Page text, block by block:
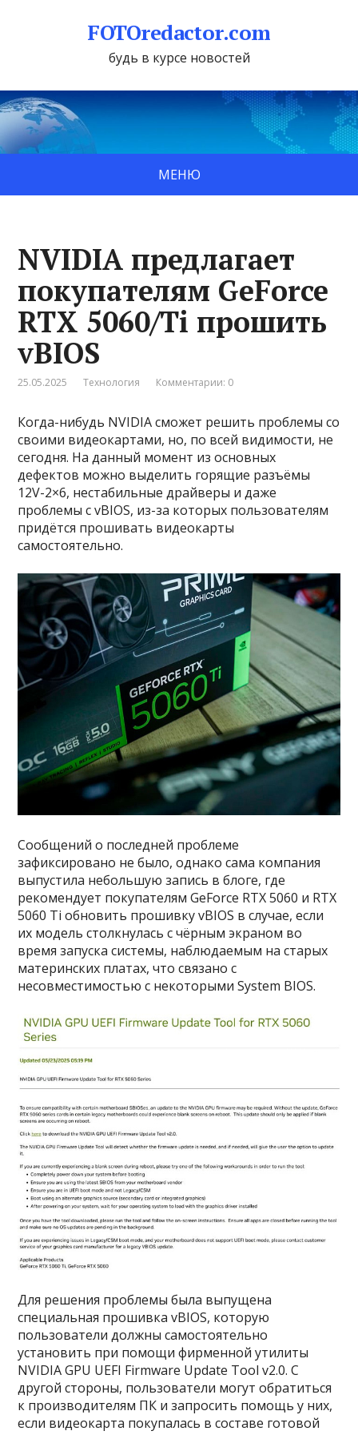
FOTOredactor.com
будь в курсе новостей
МЕНЮ
NVIDIA предлагает
покупателям GeForce
RTX 5060/Ti прошить
vBIOS
25.05.2025 Технология Комментарии: 0
Когда-нибудь NVIDIA сможет решить проблемы со
своими видеокартами, но, по всей видимости, не
сегодня. На данный момент из основных
дефектов можно выделить горящие разъёмы
12V-2×6, нестабильные драйверы и даже
проблемы с vBIOS, из-за которых пользователям
придётся прошивать видеокарты
самостоятельно.
Сообщений о последней проблеме
зафиксировано не было, однако сама компания
выпустила небольшую запись в блоге, где
рекомендует покупателям GeForce RTX 5060 и RTX
5060 Ti обновить прошивку vBIOS в случае, если
их модель столкнулась с чёрным экраном во
время запуска системы, наблюдаемым на старых
материнских платах, что связано с
несовместимостью с некоторыми System BIOS.
Для решения проблемы была выпущена
специальная прошивка vBIOS, которую
пользователи должны самостоятельно
установить при помощи фирменной утилиты
NVIDIA GPU UEFI Firmware Update Tool v2.0. С
другой стороны, пользователи могут обратиться
к производителям ПК и запросить помощь у них,
если видеокарта покупалась в составе готовой